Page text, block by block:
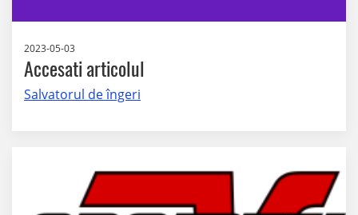
2023-05-03
Accesati articolul
Salvatorul de îngeri